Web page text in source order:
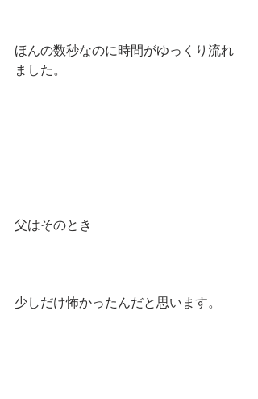
ほんの数秒なのに時間がゆっくり流れ
ました。
父はそのとき
少しだけ怖かったんだと思います。